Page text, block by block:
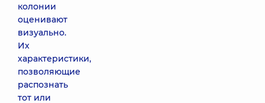
колонии
оценивают
визуально.
Их
характеристики,
позволяющие
распознать
тот или